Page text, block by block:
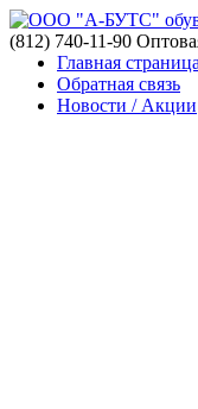
(812) 740-11-90
Главная страница
Обратная связь
Новости / Акции